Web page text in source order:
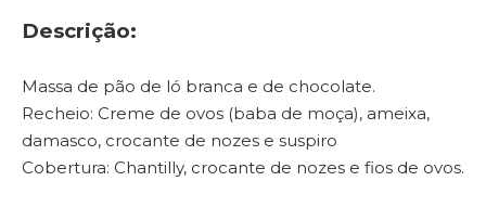
Descrição:
Massa de pão de ló branca e de chocolate.
Recheio: Creme de ovos (baba de moça), ameixa,
damasco, crocante de nozes e suspiro
Cobertura: Chantilly, crocante de nozes e fios de ovos.